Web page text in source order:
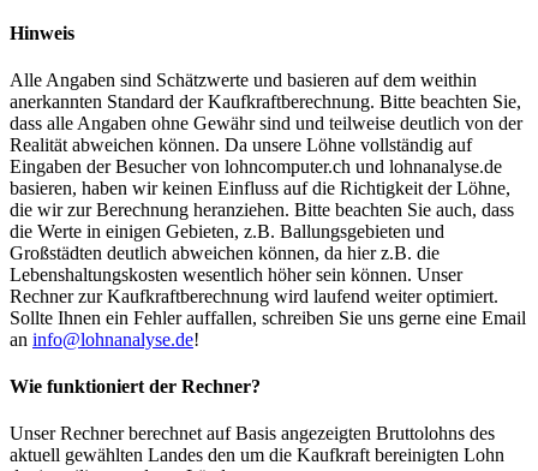
Hinweis
Alle Angaben sind Schätzwerte und basieren auf dem weithin
anerkannten Standard der Kaufkraftberechnung. Bitte beachten Sie,
dass alle Angaben ohne Gewähr sind und teilweise deutlich von der
Realität abweichen können. Da unsere Löhne vollständig auf
Eingaben der Besucher von lohncomputer.ch und lohnanalyse.de
basieren, haben wir keinen Einfluss auf die Richtigkeit der Löhne,
die wir zur Berechnung heranziehen. Bitte beachten Sie auch, dass
die Werte in einigen Gebieten, z.B. Ballungsgebieten und
Großstädten deutlich abweichen können, da hier z.B. die
Lebenshaltungskosten wesentlich höher sein können. Unser
Rechner zur Kaufkraftberechnung wird laufend weiter optimiert.
Sollte Ihnen ein Fehler auffallen, schreiben Sie uns gerne eine Email
an info@lohnanalyse.de!
Wie funktioniert der Rechner?
Unser Rechner berechnet auf Basis angezeigten Bruttolohns des
aktuell gewählten Landes den um die Kaufkraft bereinigten Lohn